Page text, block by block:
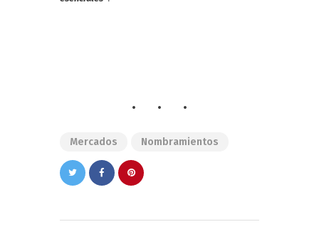
Mercados Nombramientos